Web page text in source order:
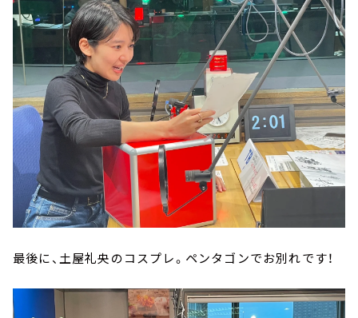
最後に、土屋礼央のコスプレ。ペンタゴンでお別れです！